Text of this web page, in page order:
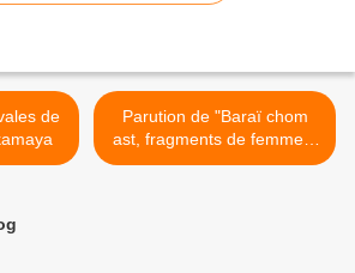
Parution de "Baraï chom
ast, fragments de femmes"
>